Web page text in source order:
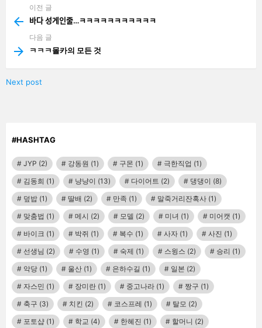
more
이전 글
바다 성게인줄…ㅋㅋㅋㅋㅋㅋㅋㅋㅋㅋㅋ
다음 글
ㅋㅋㅋ몰카의 모든 것
Next post
#HASHTAG
JYP (2) 강동원 (1) 구몬 (1) 극한직업 (1)
김동희 (1) 냥냥이 (13) 다이어트 (2) 댕댕이 (8)
덮밥 (1) 딸배 (2) 만족 (1) 말죽거리잔혹사 (1)
맞춤법 (1) 메시 (2) 모델 (2) 미녀 (1) 미어캣 (1)
바이크 (1) 박쥐 (1) 복수 (1) 사자 (1) 사진 (1)
선생님 (2) 수영 (1) 숙제 (1) 스윙스 (2) 승리 (1)
악당 (1) 울산 (1) 은하수길 (1) 일본 (2)
자스민 (1) 장미란 (1) 중고나라 (1) 짱구 (1)
축구 (3) 치킨 (2) 코스프레 (1) 탈모 (2)
포토샵 (1) 학교 (4) 한혜진 (1) 할머니 (2)